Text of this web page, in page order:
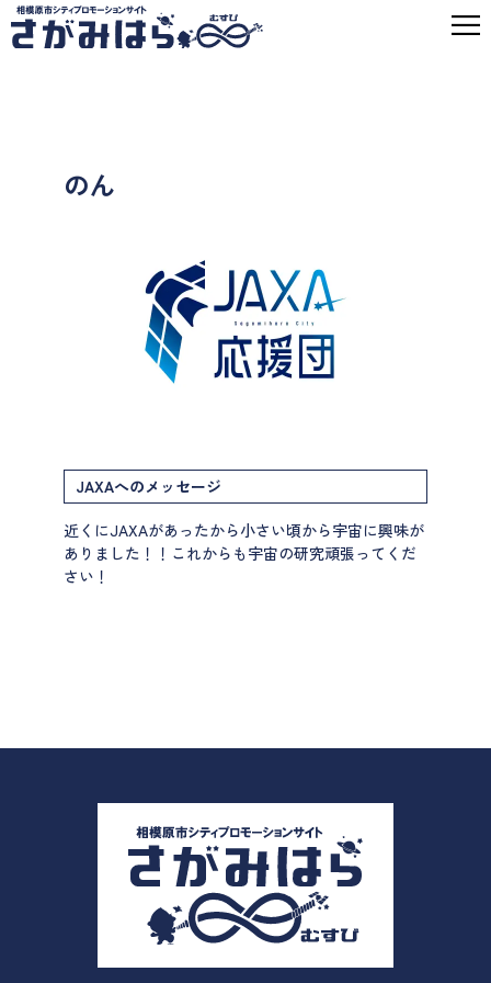
のん
JAXAへのメッセージ
近くにJAXAがあったから小さい頃から宇宙に興味が
ありました！！これからも宇宙の研究頑張ってくだ
さい！